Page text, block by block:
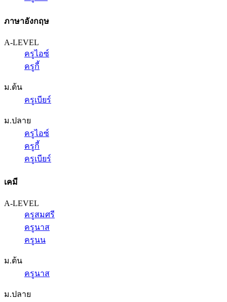
ภาษาอังกฤษ
A-LEVEL
ครูไอซ์
ครูกี้
ม.ต้น
ครูเบียร์
ม.ปลาย
ครูไอซ์
ครูกี้
ครูเบียร์
เคมี
A-LEVEL
ครูสมศรี
ครูนาส
ครูนน
ม.ต้น
ครูนาส
ม.ปลาย